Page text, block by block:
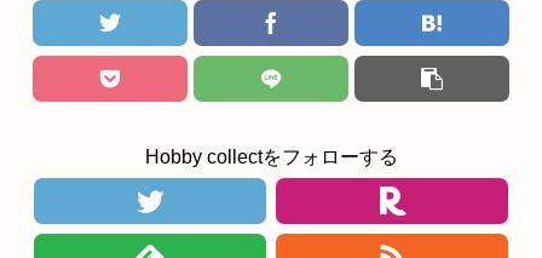
Hobby collectをフォローする